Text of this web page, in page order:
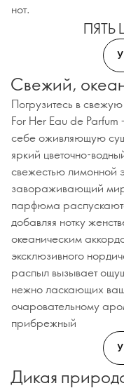
нот.
ПЯТЬ
Свежий,
Погрузитесь в
For Her Eau de
себе оживляющую
яркий цветочно-
свежестью лимонной
завораживающий мир
парфюма
добавляя нотку
океаническим
эксклюзивного
распыл вызывает
нежно ласкающих
очаровательному
прибрежный
Дикая